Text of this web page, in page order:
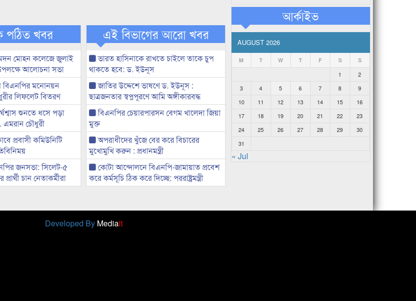
পঠিত খবর
মোহন কলেজে জুলাই
আলোচনা সভা
মনোনয়ন
লিফলেট বিতরণ
শুনতে ধসে পড়া
এমরান চৌধুরী
প্রবাসী কমিউনিটি
জনসভা: সিলেট-৫
চান নেতাকর্মীরা
এই বিভাগের আরো খবর
ভারত হাসিনাকে রাখতে চাইলে তাকে চুপ
থাকতে হবে: ড. ইউনূস
জাতির উদ্দেশে ভাষণে ড. ইউনূস :
ছাত্রজনতার স্বপ্নপূরণে আমি অঙ্গীকারবদ্ধ
বিএনপির চেয়ারপারসন বেগম খালেদা জিয়া
মুক্ত
অপরাধীদের খুঁজে বের করে বিচারের
মুখোমুখি করুন : প্রধানমন্ত্রী
কোটা আন্দোলনে বিএনপি-জামায়াত প্রবেশ
করে কর্মসূচি ঠিক করে দিচ্ছে: পররাষ্ট্রমন্ত্রী
আর্কাইভ
AUGUST 2026
M T W T F S S
1
2
3
4 5 6 7 8
9
10
11 12 13 14 15
16
17
18 19 20 21 22
23
24
25 26 27 28 29
30
31
« Jul
Developed By Mediait